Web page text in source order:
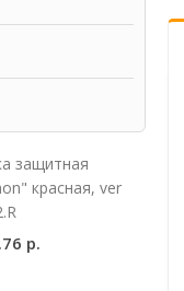
защитная
красная, ver
р.